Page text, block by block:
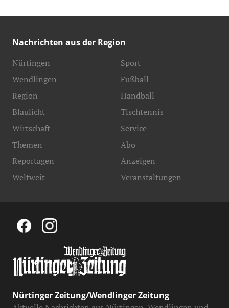
Nachrichten aus der Region
Nürtingen
Wendlingen
Region
Blaulicht
Sport
Fußball
Handball
Tischtennis
Wirtschaft
Themen
Reportagen
Weltweit
Service
Abo
Anzeigen
Veranstaltungen
Nürtinger Zeitung/Wendlinger Zeitung